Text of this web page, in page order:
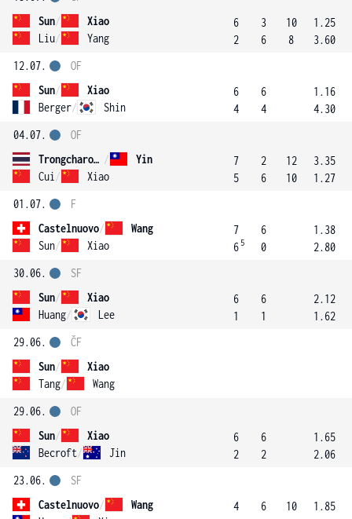
Sun/
Xiao
Liu/ Yang
6
2
3
6
10
8
1.25
3.60
12.07.
Sun/
Xiao
Berger/ Shin
OF
6
4
6
4
1.16
4.30
04.07.
Trongcharoenchaikul /
Yin
Cui / Xiao
OF
7
5
2
6
12
10
3.35
1.27
01.07.
Castelnuovo/
Wang
Sun/ Xiao
F
7
6 5
6
0
1.38
2.80
30.06.
Sun/
Xiao
Huang/ Lee
SF
6
1
6
1
2.12
1.62
29.06.
Sun/
Xiao
Tang/ Wang
ČF
29.06.
Sun/
Xiao
Becroft/ Jin
OF
6
2
6
2
1.65
2.06
23.06.
Castelnuovo/
Wang
SF
4
6
10
1.85